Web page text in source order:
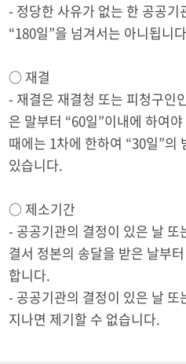
- 정당한 사유가 없는 한 공공기
“180일”을 넘겨서는 아니됩니
○ 재결
- 재결은 재결청 또는 피청구인
은 말부터 “60일”이내에 하여
때에는 1차에 한하여 “30일”의
있습니다.
○ 제소기간
- 공공기관의 결정이 있은 날 또
결서 정본의 송달을 받은 날부
합니다.
- 공공기관의 결정이 있은 날 또
지나면 제기할 수 없습니다.